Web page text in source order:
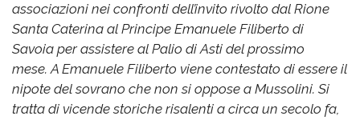
associazioni nei confronti dell’invito rivolto dal Rione
Santa Caterina al Principe Emanuele Filiberto di
Savoia per assistere al Palio di Asti del prossimo
mese.A Emanuele Filiberto viene contestato di essere il
nipote del sovrano che non si oppose a Mussolini. Si
tratta di vicende storiche risalenti a circa un secolo fa,